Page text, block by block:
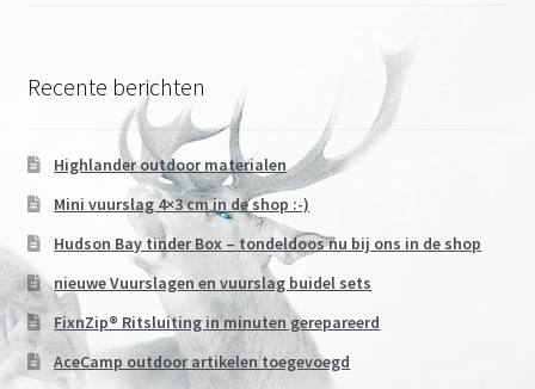
Recente berichten
Highlander outdoor materialen
Mini vuurslag 4×3 cm in de shop :-)
Hudson Bay tinder Box – tondeldoos nu bij ons in de shop
nieuwe Vuurslagen en vuurslag buidel sets
FixnZip® Ritsluiting in minuten gerepareerd
AceCamp outdoor artikelen toegevoegd